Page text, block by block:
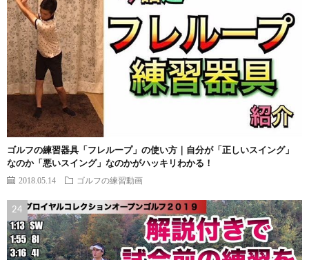
ゴルフの練習器具「フレループ」の使い方｜自分が「正しいスイング」
なのか「悪いスイング」なのかがハッキリわかる！
2018.05.14 ゴルフの練習動画